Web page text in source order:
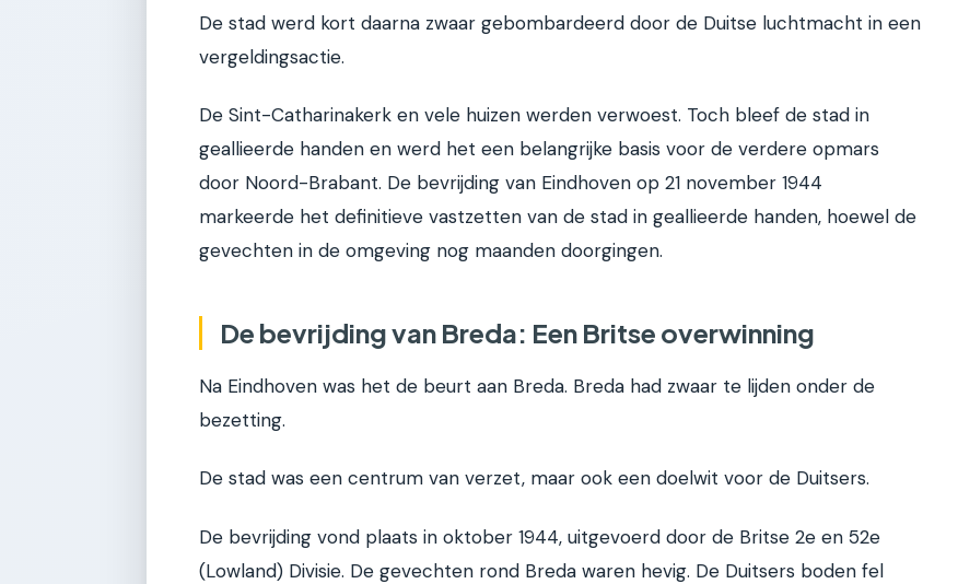
De stad werd kort daarna zwaar gebombardeerd door de Duitse luchtmacht in een
vergeldingsactie.
De Sint-Catharinakerk en vele huizen werden verwoest. Toch bleef de stad in
geallieerde handen en werd het een belangrijke basis voor de verdere opmars
door Noord-Brabant. De bevrijding van Eindhoven op 21 november 1944
markeerde het definitieve vastzetten van de stad in geallieerde handen, hoewel de
gevechten in de omgeving nog maanden doorgingen.
De bevrijding van Breda: Een Britse overwinning
Na Eindhoven was het de beurt aan Breda. Breda had zwaar te lijden onder de
bezetting.
De stad was een centrum van verzet, maar ook een doelwit voor de Duitsers.
De bevrijding vond plaats in oktober 1944, uitgevoerd door de Britse 2e en 52e
(Lowland) Divisie. De gevechten rond Breda waren hevig. De Duitsers boden fel